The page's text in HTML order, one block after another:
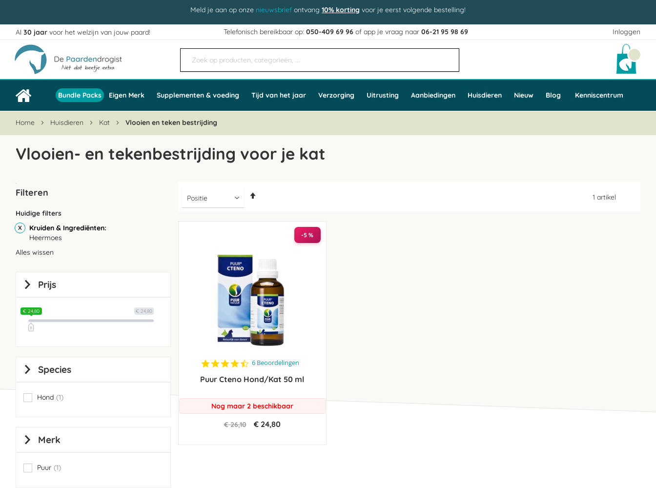
Meld je aan op onze nieuwsbrief ontvang 10% korting voor je eerst volgende bestelling!
Inloggen
Ga
naar
de
inhoud
Al 30 jaar voor het welzijn van jouw paard! Telefonisch bereikbaar op:050-409 69 96 of app je vraag naar06-21 95 98 69
Bundle Packs Eigen Merk Supplementen & voeding Tijd van het jaar Verzorging Uitrusting Aanbiedingen Huisdieren Nieuw Blog Kenniscentrum
Home Huisdieren Kat Vlooien en teken bestrijding
Vlooien- en tekenbestrijding voor je kat
1 artikel
-5 %
4.5
rating
6 Beoordelingen
Puur Cteno Hond/Kat 50 ml
Nog maar 2 beschikbaar
€ 26,10 € 24,80
Filteren
Huidige filters
Kruiden & Ingrediënten
Heermoes
Alles wissen
Prijs
€ 24,80
€ 24,80
Species
Hond 1
item
Merk
Puur 1
item